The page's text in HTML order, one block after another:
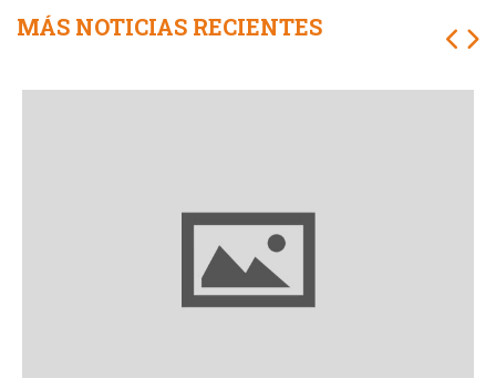
MÁS NOTICIAS RECIENTES